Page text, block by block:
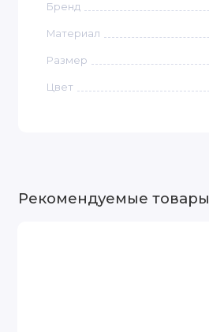
Бренд
Материал
Размер
Цвет
Рекомендуемые товары